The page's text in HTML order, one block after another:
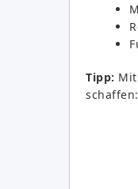
Tipp:
schaffen: